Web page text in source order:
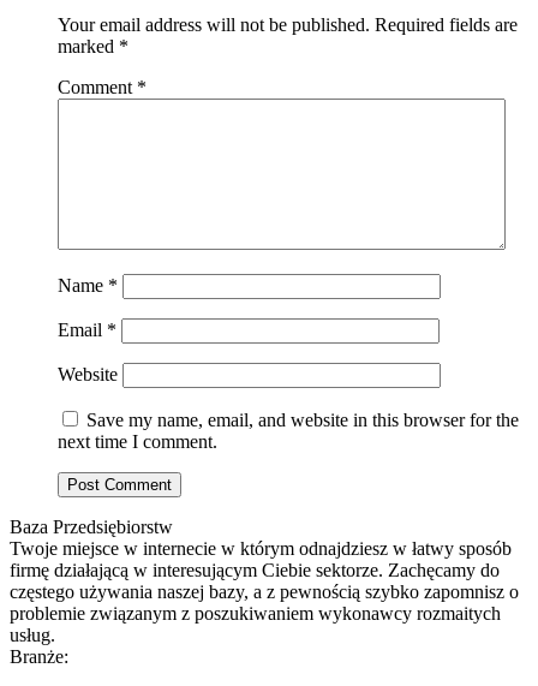
Your email address will not be published. Required fields are
marked *
Comment *
Name *
Email *
Website
Save my name, email, and website in this browser for the
next time I comment.
Baza Przedsiębiorstw
Twoje miejsce w internecie w którym odnajdziesz w łatwy sposób
firmę działającą w interesującym Ciebie sektorze. Zachęcamy do
częstego używania naszej bazy, a z pewnością szybko zapomnisz o
problemie związanym z poszukiwaniem wykonawcy rozmaitych
usług.
Branże: